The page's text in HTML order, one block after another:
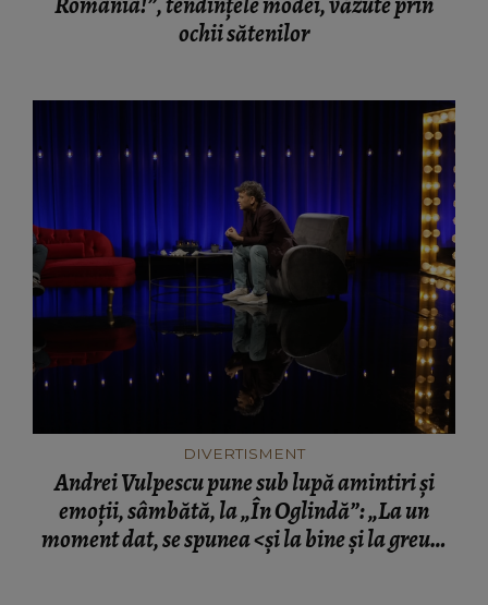
ochii sătenilor
DIVERTISMENT
Andrei Vulpescu pune sub lupă amintiri și
emoții, sâmbătă, la „În Oglindă”: „La un
moment dat, se spunea <și la bine și la greu>.